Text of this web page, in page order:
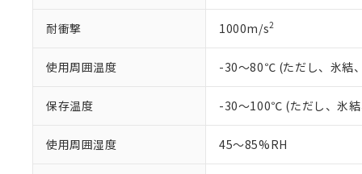
耐衝撃 1000m/s2
使用周囲温度 -30～80℃ (ただし、氷結
保存温度 -30～100℃ (ただし、氷結
使用周囲湿度 45～85%RH